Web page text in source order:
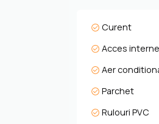
- loc de parcare
- multa lumina
Curent
Acces
Aer
Parchet
Rulouri PVC